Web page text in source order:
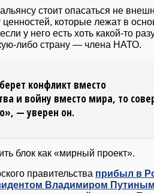
стоит опасаться не
ценностей, которые лежат в
у него есть хоть какой-то
либо страну — члена НАТО.
конфликт вместо
и войну вместо мира, то
— уверен он.
блок как «мирный проект».
правительства прибыл в
Владимиром